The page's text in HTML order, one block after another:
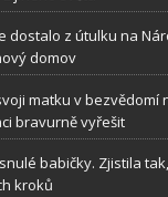
dostalo z útulku na
domov
matku v bezvědomí
bravurně vyřešit
babičky. Zjistila
kroků